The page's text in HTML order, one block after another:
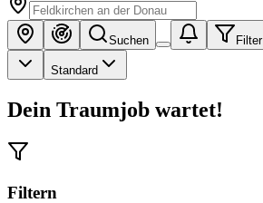
Suchen Filter
Standard
Dein Traumjob wartet!
Filtern